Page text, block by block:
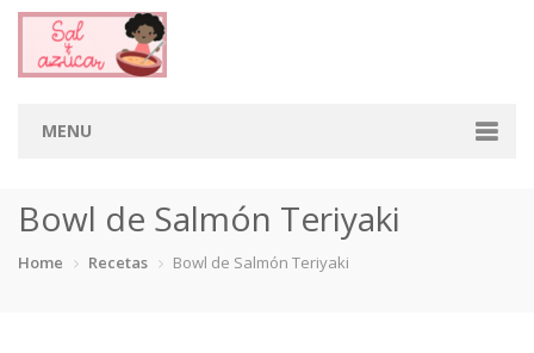
MENU
Categorias
Bowl de Salmón Teriyaki
Home Recetas Bowl de Salmón Teriyaki